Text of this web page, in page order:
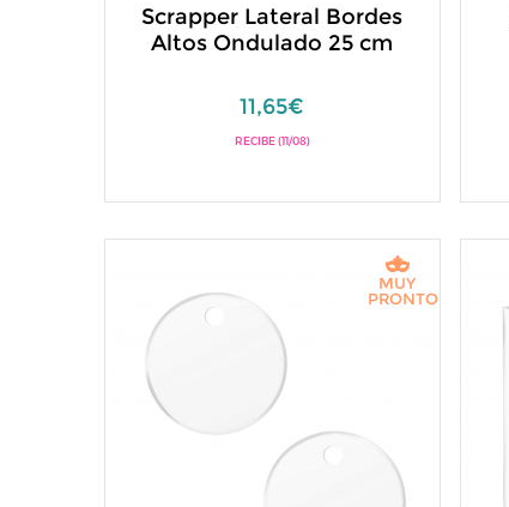
Scrapper Lateral Bordes
Altos Ondulado 25 cm
11,65€
RECIBE (11/08)
MUY
PRONTO